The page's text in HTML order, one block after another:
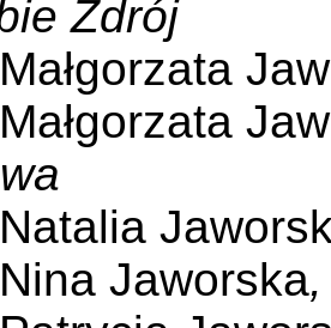
Zdrój
Jaworska